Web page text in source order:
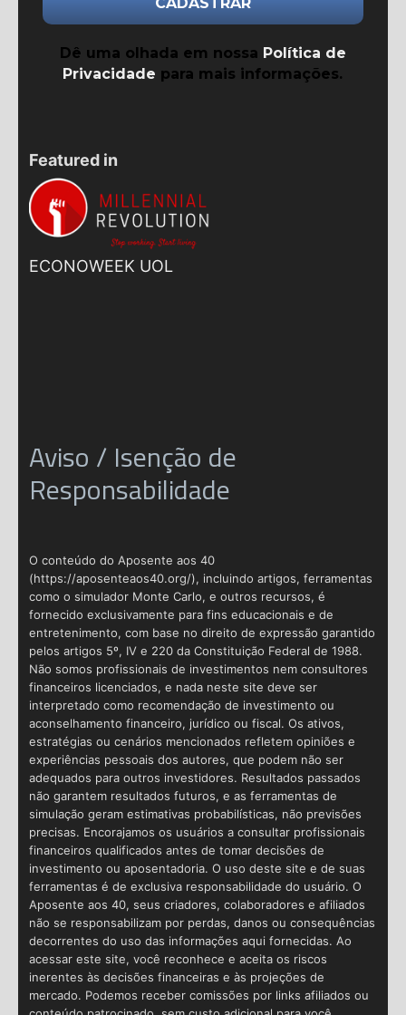
Dê uma olhada em nossa Política de
Privacidade para mais informações.
Featured in
ECONOWEEK UOL
Aviso / Isenção de
Responsabilidade
O conteúdo do Aposente aos 40
(https://aposenteaos40.org/), incluindo artigos, ferramentas
como o simulador Monte Carlo, e outros recursos, é
fornecido exclusivamente para fins educacionais e de
entretenimento, com base no direito de expressão garantido
pelos artigos 5º, IV e 220 da Constituição Federal de 1988.
Não somos profissionais de investimentos nem consultores
financeiros licenciados, e nada neste site deve ser
interpretado como recomendação de investimento ou
aconselhamento financeiro, jurídico ou fiscal. Os ativos,
estratégias ou cenários mencionados refletem opiniões e
experiências pessoais dos autores, que podem não ser
adequados para outros investidores. Resultados passados
não garantem resultados futuros, e as ferramentas de
simulação geram estimativas probabilísticas, não previsões
precisas. Encorajamos os usuários a consultar profissionais
financeiros qualificados antes de tomar decisões de
investimento ou aposentadoria. O uso deste site e de suas
ferramentas é de exclusiva responsabilidade do usuário. O
Aposente aos 40, seus criadores, colaboradores e afiliados
não se responsabilizam por perdas, danos ou consequências
decorrentes do uso das informações aqui fornecidas. Ao
acessar este site, você reconhece e aceita os riscos
inerentes às decisões financeiras e às projeções de
mercado. Podemos receber comissões por links afiliados ou